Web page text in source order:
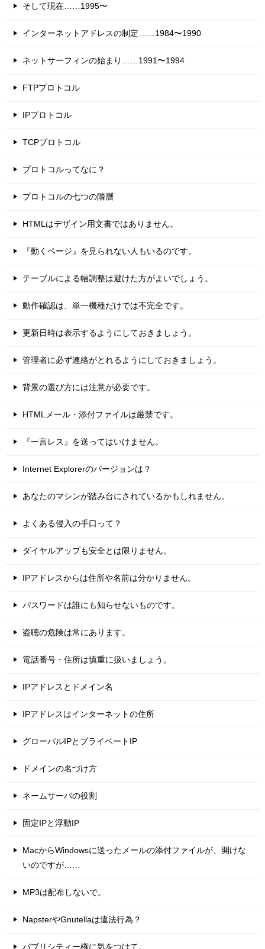
そして現在……1995〜
インターネットアドレスの制定……1984〜1990
ネットサーフィンの始まり……1991〜1994
FTPプロトコル
IPプロトコル
TCPプロトコル
プロトコルってなに？
プロトコルの七つの階層
HTMLはデザイン用文書ではありません。
『動くページ』を見られない人もいるのです。
テーブルによる幅調整は避けた方がよいでしょう。
動作確認は、単一機種だけでは不完全です。
更新日時は表示するようにしておきましょう。
管理者に必ず連絡がとれるようにしておきましょう。
背景の選び方には注意が必要です。
HTMLメール・添付ファイルは厳禁です。
『一言レス』を送ってはいけません。
Internet Explorerのバージョンは？
あなたのマシンが踏み台にされているかもしれません。
よくある侵入の手口って？
ダイヤルアップも安全とは限りません。
IPアドレスからは住所や名前は分かりません。
パスワードは誰にも知らせないものです。
盗聴の危険は常にあります。
電話番号・住所は慎重に扱いましょう。
IPアドレスとドメイン名
IPアドレスはインターネットの住所
グローバルIPとプライベートIP
ドメインの名づけ方
ネームサーバの役割
固定IPと浮動IP
MacからWindowsに送ったメールの添付ファイルが、開けな
いのですが……
MP3は配布しないで。
NapsterやGnutellaは違法行為？
パブリシティー権に気をつけて。